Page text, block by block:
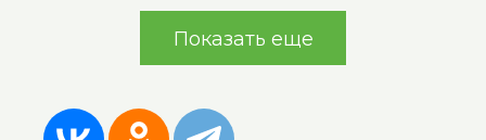
Показать еще